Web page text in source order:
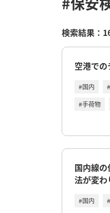
検索結果：
空港で
#国内
#手荷物
国内線
法が変わ
#国内